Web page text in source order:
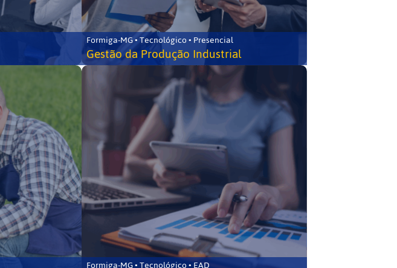
Formiga-MG • Tecnológico • Presencial
Gestão da Produção Industrial